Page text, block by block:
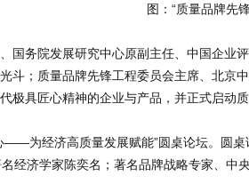
图：“质量品牌先
国务院发展研究中心原副主任、中国企业
斗；质量品牌先锋工程委员会主席、北
极具匠心精神的企业与产品，并正式启动
——为经济高质量发展赋能”圆桌论坛。圆
经济学家陈奕名；著名品牌战略专家、